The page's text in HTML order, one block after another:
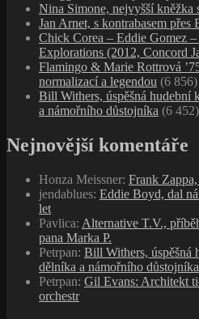
Nina Simone, nejvyšší kněžka
Jan Arnet, s kontrabasem přes
Chick Corea – Eddie Gomez
Explorations (2012, Concord
Flamingo & Marie Rottrová
normalizací a legendou (6 856)
Bill Withers, úspěšná hudební
a námořního důstojníka (6 452)
Nejnovější komentáře
Honza Meissner: Frank
jendablues: Eddie Boyd, dal
let
Pavlica: Alternative T.V.,
pana Marka P.
Petrpan: Bill Withers, úspěšná
dělníka a námořního důstojníka
Petrpan: Gil Evans: Architekt
orchestr